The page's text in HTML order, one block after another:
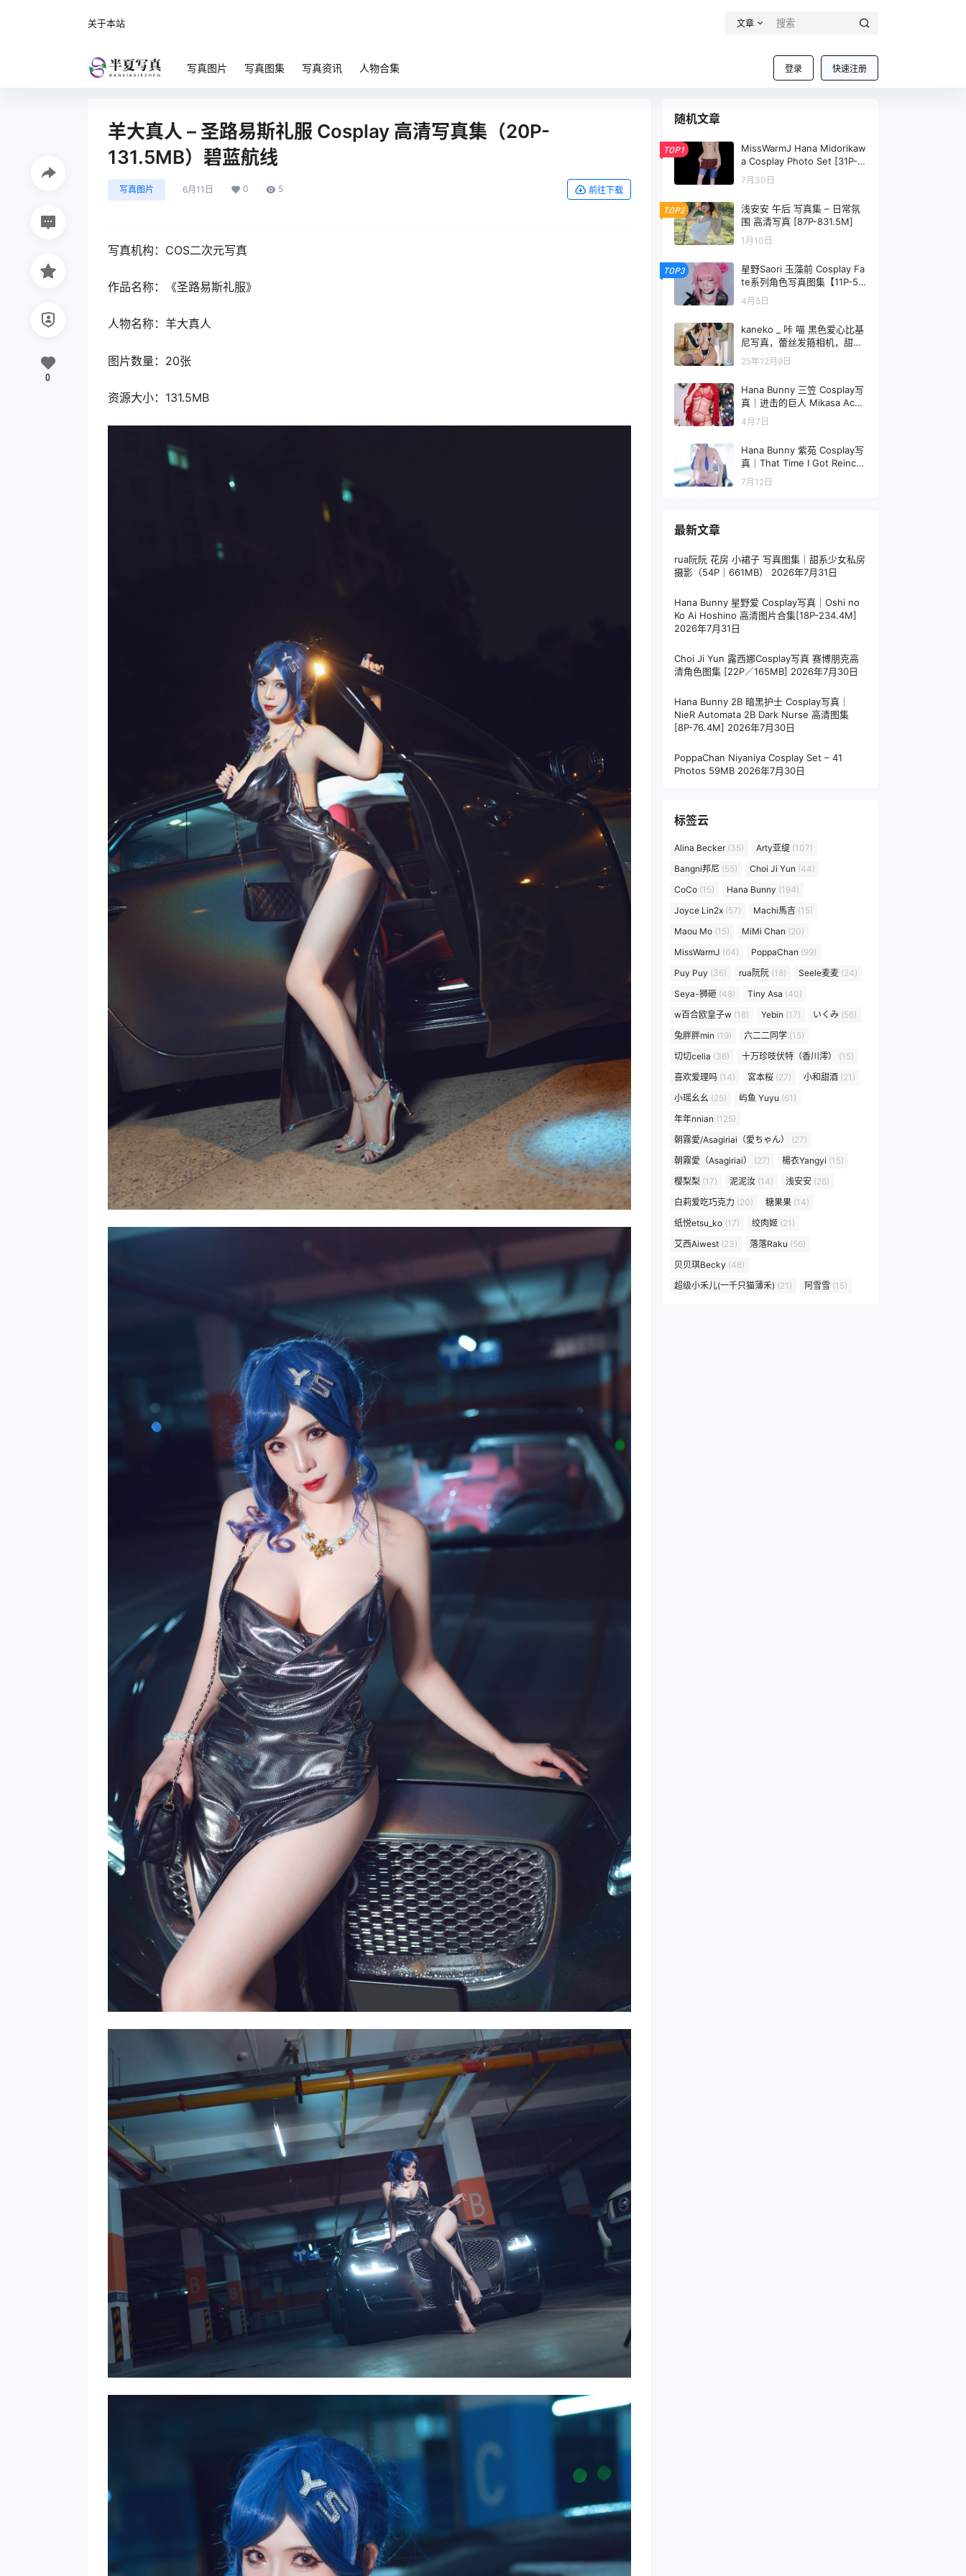
关于本站 文章
登录 快速注册
写真图片 写真图集 写真资讯 人物合集
羊大真人 – 圣路易斯礼服 Cosplay 高清写真集（20P-
131.5MB）碧蓝航线
写真图片 6月11日 0 5 前往下载
写真机构：COS二次元写真
作品名称：《圣路易斯礼服》
人物名称：羊大真人
图片数量：20张
资源大小：131.5MB
0
随机文章
TOP1
MissWarmJ Hana Midorikaw
a Cosplay Photo Set [31P-3
1.4M]
7月30日
TOP2
浅安安 午后 写真集 – 日常氛
围 高清写真 [87P-831.5M]
1月10日
TOP3
星野Saori 玉藻前 Cosplay Fa
te系列角色写真图集【11P-56
MB】
4月5日
kaneko _ 咔 喵 黑色爱心比基
尼写真，蕾丝发箍相机，甜妹
也能玩cosplay
25年12月9日
Hana Bunny 三笠 Cosplay写
真｜进击的巨人 Mikasa Acke
rman 高清图片合集[11P-4.6
M]
4月7日
Hana Bunny 紫苑 Cosplay写
真｜That Time I Got Reincar
nated as a Slime Shion 高清
图片[9P-22.8M]
7月12日
最新文章
rua阮阮 花房 小裙子 写真图集｜甜系少女私房
摄影（54P｜661MB）
2026年7月31日
Hana Bunny 星野爱 Cosplay写真｜Oshi no
Ko Ai Hoshino 高清图片合集[18P-234.4M]
2026年7月31日
Choi Ji Yun 露西娜Cosplay写真 赛博朋克高
清角色图集 [22P／165MB] 2026年7月30日
Hana Bunny 2B 暗黑护士 Cosplay写真｜
NieR Automata 2B Dark Nurse 高清图集
[8P-76.4M] 2026年7月30日
PoppaChan Niyaniya Cosplay Set – 41
Photos 59MB 2026年7月30日
标签云
Alina Becker(35) Arty亚缇 (107)
Bangni邦尼 (55) Choi Ji Yun (44)
CoCo (15) Hana Bunny (194)
Joyce Lin2x (57) Machi馬吉 (15)
Maou Mo (15) MiMi Chan (20)
MissWarmJ (64) PoppaChan (99)
Puy Puy (36) rua阮阮 (18) Seele麦麦 (24)
Seya-狮砸 (48) Tiny Asa (40)
w百合欧皇子w (18) Yebin (17) いくみ (56)
兔胖胖min (19) 六二二同学 (15)
切切celia (36) 十万珍吱伏特（香川澪）
(15)
喜欢爱理吗 (14) 宮本桜 (27) 小和甜酒 (21)
小瑶幺幺 (25) 屿鱼 Yuyu (61)
年年nnian (125)
朝霧愛/Asagiriai（愛ちゃん）
(27)
朝霧愛（Asagiriai）
(27) 楊衣Yangyi (15)
樱梨梨 (17) 泥泥汝 (14) 浅安安 (26)
白莉爱吃巧克力 (20) 糖果果 (14)
纸悦etsu_ko (17) 绞肉姬 (21)
艾西Aiwest (23) 落落Raku (56)
贝贝琪Becky (48)
超级小禾儿(一千只猫薄禾) (21) 阿雪雪 (15)